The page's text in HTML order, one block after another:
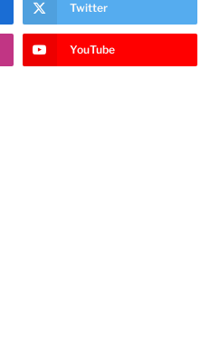
Twitter
YouTube